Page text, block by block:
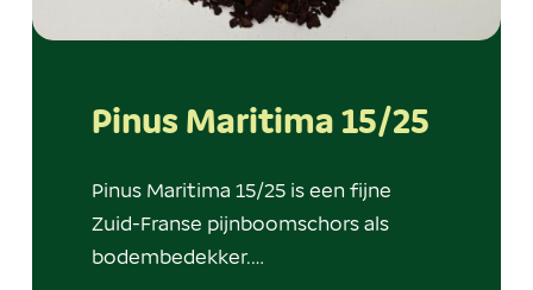
Pinus Maritima 15/25
Pinus Maritima 15/25 is een fijne
Zuid-Franse pijnboomschors als
bodembedekker.…